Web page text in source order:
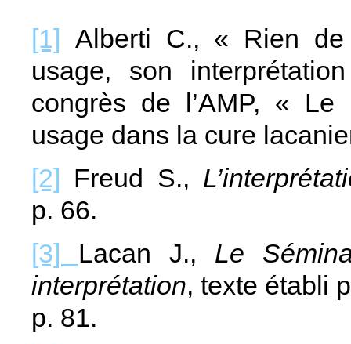
[1] Alberti C., « Rien
usage, son
congrès de l’AMP, «
usage dans la cure
[2] Freud S.,
p. 66.
[3] Lacan J., Le
interprétation, texte établi
p. 81.